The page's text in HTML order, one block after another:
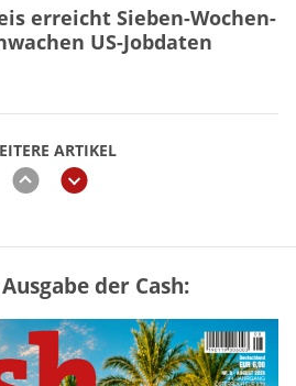
ARTIKEL
zurückweiter
erreicht Sieben-Wochen-
US-Jobdaten
Zutritt: Wann Mieter
müssen
der Cash: